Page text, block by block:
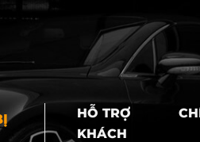
HỖ TRỢ
KHÁCH